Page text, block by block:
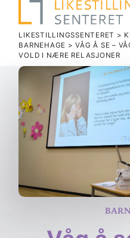
LIKESTILLINGSSENTERET >
BARNEHAGE >VÅG Å SE –
VOLD I NÆRE RELASJONER